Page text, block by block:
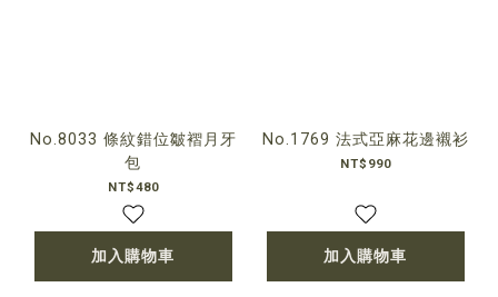
No.8033 條紋錯位皺褶月牙
包
NT$480
加入購物車
No.1769 法式亞麻花邊襯衫
NT$990
加入購物車